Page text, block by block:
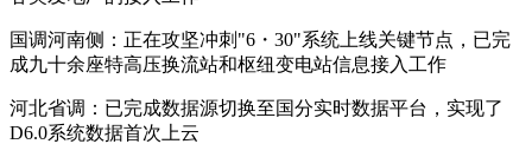
国调河南侧：正在攻坚冲刺"6・30"系统上线关键节点，已完
成九十余座特高压换流站和枢纽变电站信息接入工作
河北省调：已完成数据源切换至国分实时数据平台，实现了
D6.0系统数据首次上云